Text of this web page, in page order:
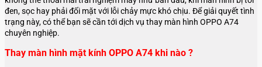
đen, sọc hay phải đối mặt với lỗi chảy mực khó chịu. Để giải quyết tình
trạng này, có thể bạn sẽ cần tới dịch vụ thay màn hình OPPO A74
chuyên nghiệp.
Thay màn hình mặt kính OPPO A74 khi nào ?